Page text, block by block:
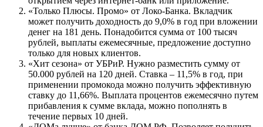
«Только Плюсы. Промо» от Локо-Банка. Вкладчик
может получить доходность до 9,0% в год при вложении
денег на 181 день. Понадобится сумма от 100 тысяч
рублей, выплаты ежемесячные, предложение доступно
только для новых клиентов.
«Хит сезона» от УБРиР. Нужно разместить сумму от
50.000 рублей на 120 дней. Ставка – 11,5% в год, при
применении промокода можно получить эффективную
ставку до 11,66%. Выплата процентов ежемесячно путем
прибавления к сумме вклада, можно пополнять в
течение первых 10 дней.